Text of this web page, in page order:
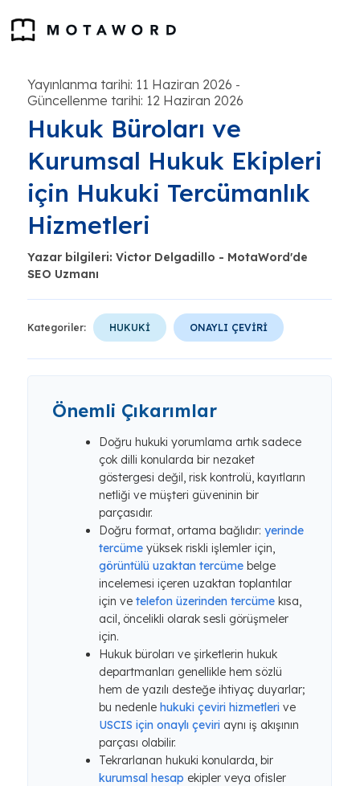
Yayınlanma tarihi: 11 Haziran 2026 -
Güncellenme tarihi: 12 Haziran 2026
Hukuk Büroları ve
Kurumsal Hukuk Ekipleri
için Hukuki Tercümanlık
Hizmetleri
Yazar bilgileri: Victor Delgadillo - MotaWord'de
SEO Uzmanı
Kategoriler: HUKUKİ ONAYLI ÇEVİRİ
Önemli Çıkarımlar
Doğru hukuki yorumlama artık sadece
çok dilli konularda bir nezaket
göstergesi değil, risk kontrolü, kayıtların
netliği ve müşteri güveninin bir
parçasıdır.
Doğru format, ortama bağlıdır: yerinde
tercüme yüksek riskli işlemler için,
görüntülü uzaktan tercüme belge
incelemesi içeren uzaktan toplantılar
için ve telefon üzerinden tercüme kısa,
acil, öncelikli olarak sesli görüşmeler
için.
Hukuk büroları ve şirketlerin hukuk
departmanları genellikle hem sözlü
hem de yazılı desteğe ihtiyaç duyarlar;
bu nedenle hukuki çeviri hizmetleri ve
USCIS için onaylı çeviri aynı iş akışının
parçası olabilir.
Tekrarlanan hukuki konularda, bir
kurumsal hesap ekipler veya ofisler